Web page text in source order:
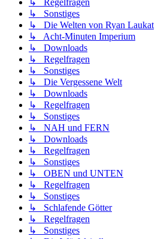
↳ Regelfragen
↳ Sonstiges
↳ Die Welten von Ryan Laukat
↳ Acht-Minuten Imperium
↳ Downloads
↳ Regelfragen
↳ Sonstiges
↳ Die Vergessene Welt
↳ Downloads
↳ Regelfragen
↳ Sonstiges
↳ NAH und FERN
↳ Downloads
↳ Regelfragen
↳ Sonstiges
↳ OBEN und UNTEN
↳ Regelfragen
↳ Sonstiges
↳ Schlafende Götter
↳ Regelfragen
↳ Sonstiges